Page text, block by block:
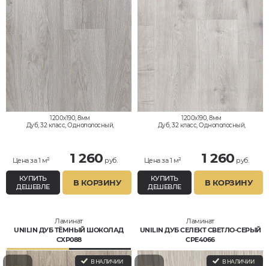
1200x190, 8мм
Дуб, 32 класс, Однополосный,
Цена за 1 м² 1 260 руб.
КУПИТЬ
ДЕШЕВЛЕ
В КОРЗИНУ
1200x190, 8мм
Дуб, 32 класс, Однополосный,
Цена за 1 м² 1 260 руб.
КУПИТЬ
ДЕШЕВЛЕ
В КОРЗИНУ
Ламинат
UNILIN ДУБ ТЁМНЫЙ ШОКОЛАД
CXP088
В НАЛИЧИИ
Ламинат
UNILIN ДУБ СЕЛЕКТ СВЕТЛО-СЕРЫЙ
CPE4066
В НАЛИЧИИ